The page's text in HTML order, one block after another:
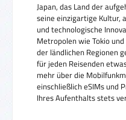
Japan, das Land der
seine einzigartige Kultur,
und technologische
Metropolen wie Tokio
der ländlichen Regionen
für jeden Reisenden
mehr über die
einschließlich eSIMs und
Ihres Aufenthalts stets